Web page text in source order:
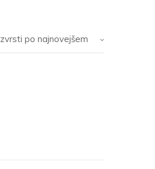
po najnovejšem